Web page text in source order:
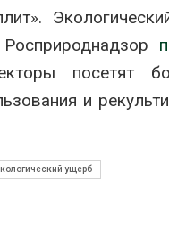
посетят
и
ущерб